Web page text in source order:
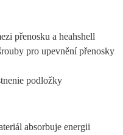
přenosku a heahshell
pro upevnění přenosky
absorbuje energii